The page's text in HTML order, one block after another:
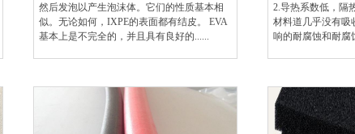
然后发泡以产生泡沫体。它们的性质基本相
似。无论如何，IXPE的表面都有结皮。 EVA
基本上是不完全的，并且具有良好的......
2.导热系数低，隔
材料道几乎没有吸
响的耐腐蚀和耐腐